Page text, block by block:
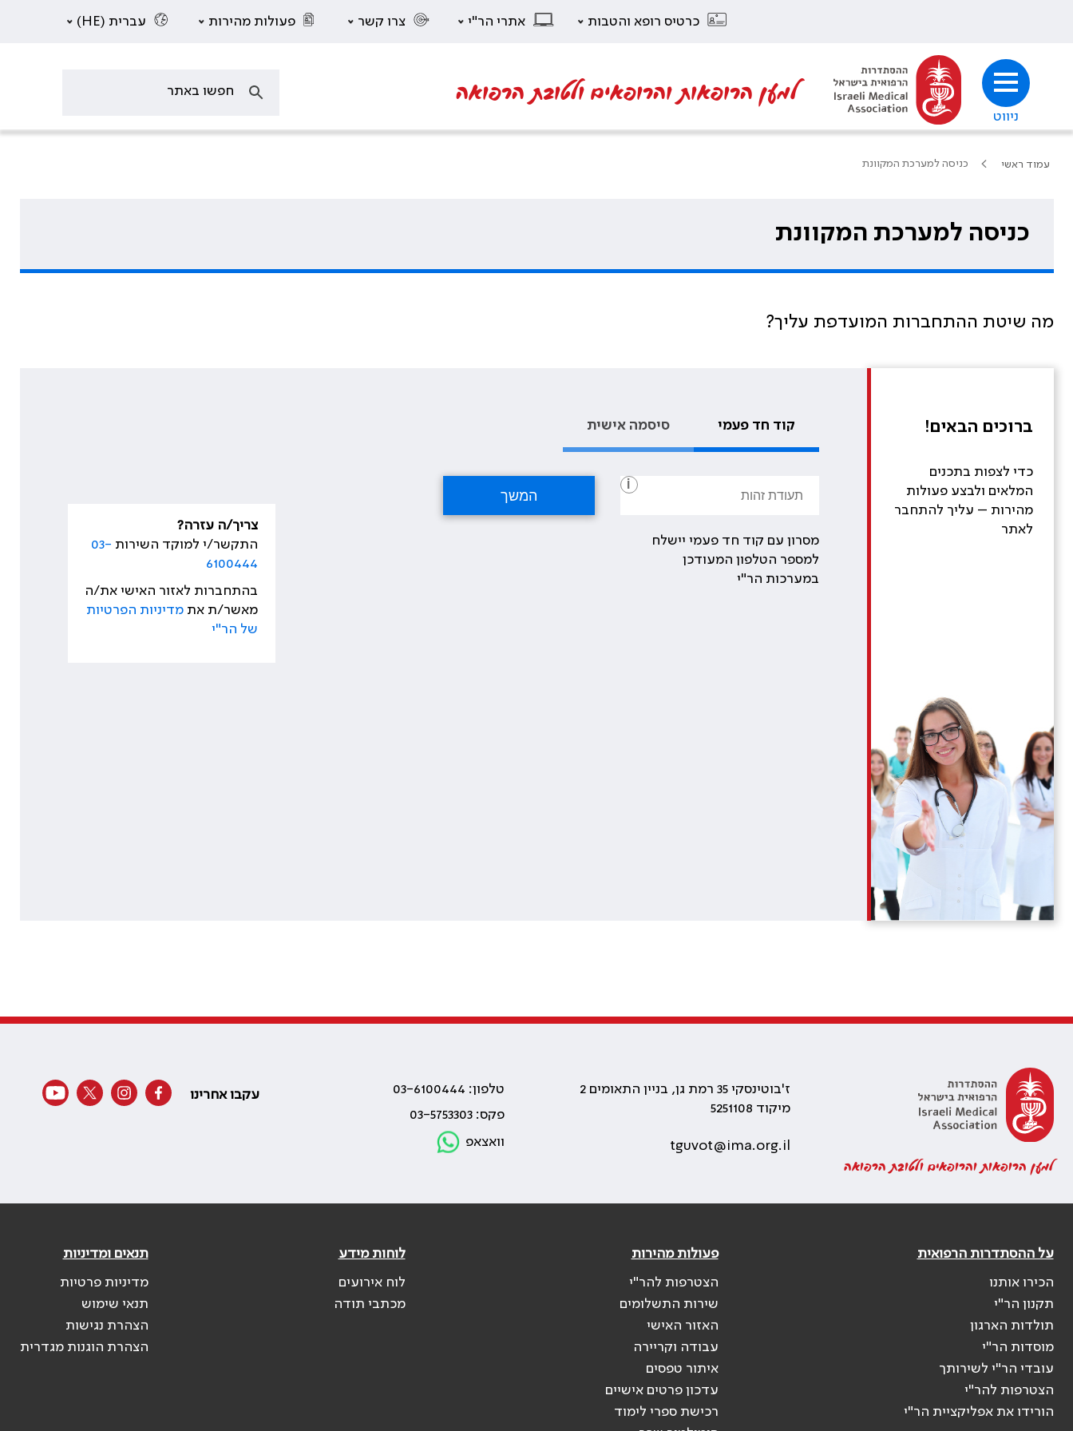
כרטיס רופא והטבות אתרי הר"י צרו קשר פעולות מהירות עברית (HE)
ניווט
למען הרופאות והרופאים ולטובת הרפואה
עמוד ראשי כניסה למערכת המקוונת
כניסה למערכת המקוונת
מה שיטת ההתחברות המועדפת עליך?
ברוכים הבאים!
כדי לצפות בתכנים
המלאים ולבצע פעולות
מהירות – עליך להתחבר
לאתר
קוד חד פעמי סיסמה אישית
i
מסרון עם קוד חד פעמי יישלח
למספר הטלפון המעודכן
במערכות הר"י
צריך/ה עזרה?
התקשר/י למוקד השירות 03-
6100444
בהתחברות לאזור האישי את/ה
מאשר/ת אתמדיניות הפרטיות
של הר"י
למען הרופאות והרופאים ולטובת הרפואה
ז'בוטינסקי 35 רמת גן, בניין התאומים 2
מיקוד 5251108
tguvot@ima.org.il
טלפון: 03-6100444
פקס: 03-5753303
וואצאפ
עקבו אחרינו
על ההסתדרות הרפואית
הכירו אותנו
תקנון הר"י
תולדות הארגון
מוסדות הר"י
עובדי הר"י לשירותך
הצטרפות להר"י
הורידו את אפליקציית הר"י
פעולות מהירות
הצטרפות להר"י
שירות התשלומים
האזור האישי
עבודה וקריירה
איתור טפסים
עדכון פרטים אישיים
רכישת ספרי לימוד
לוחות מידע
לוח אירועים
מכתבי תודה
תנאים ומדיניות
מדיניות פרטיות
תנאי שימוש
הצהרת נגישות
הצהרת הוגנות מגדרית